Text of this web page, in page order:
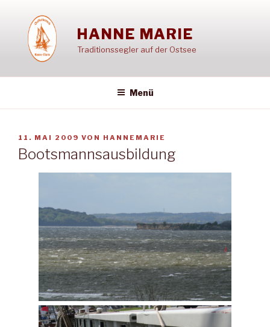
springen
HANNE MARIE
Traditionssegler auf der Ostsee
Menü
VERÖFFENTLICHT
AM
11. MAI 2009 VON HANNEMARIE
Bootsmannsausbildung